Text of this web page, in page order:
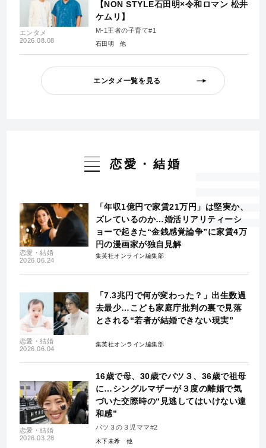
エンタメ
2026.08.08
【NON STYLE石田明×令和ロマン 松井
ケムリ】
M-1王者の子育て#1
石田明
エンタメ一覧を見る
恋愛・結婚
恋愛・結婚
2026.06.24
「年収1億円で家賃21万円」は堅実か、
ズレているのか…婚活リアリティーシ
ョーで起きた“金銭感覚論争”に家賃4万
円の漫画家が独自見解
集英社オンライン編集部
恋愛・結婚
2026.06.04
「7.3兆円で何が変わった？」出生数過
去最少…こども家庭庁批判の裏で見落
とされる“若者が結婚できない現実”
集英社オンライン編集部
恋愛・結婚
2026.03.28
16歳で母、30歳でバツ３、36歳で祖母
に…シングルマザーが３度の離婚で気
づいた交際時の“見逃してはいけない違
和感”
バツ３の３児ママ#2
木下未希